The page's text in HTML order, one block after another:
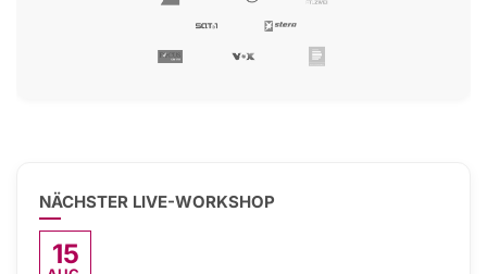
NÄCHSTER LIVE-WORKSHOP
15